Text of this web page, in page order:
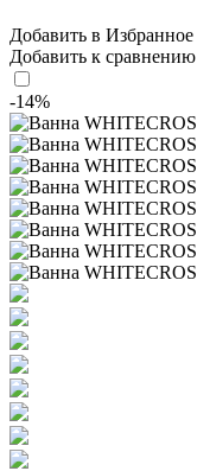
Добавить в Избранное
Добавить к сравнению
-14%